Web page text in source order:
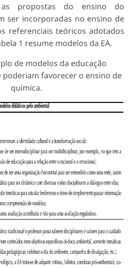
as propostas do ensino do
ser incorporadas no ensino de
referenciais teóricos adotados
1 resume modelos da EA.
de modelos da educação
poderiam favorecer o ensino de
química.